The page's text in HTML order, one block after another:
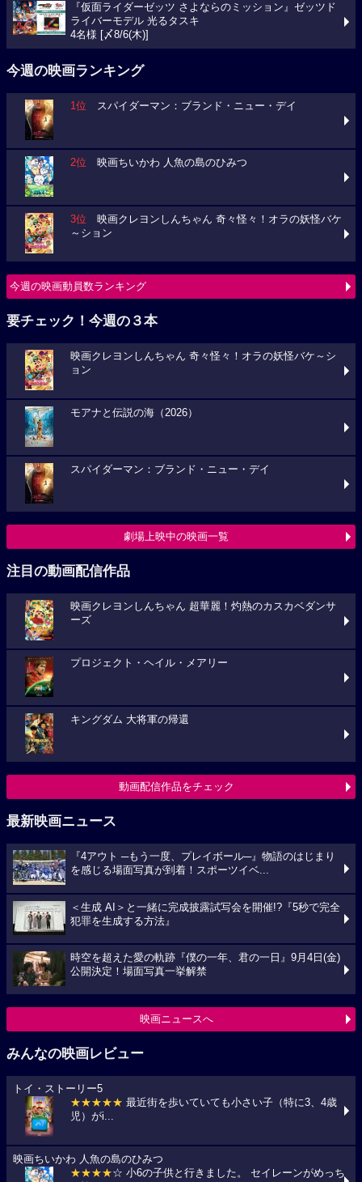
『仮面ライダーゼッツ さよならのミッション』ゼッツド
ライバーモデル 光るタスキ
4名様 [〆8/6(木)]
今週の映画ランキング
1位 スパイダーマン：ブランド・ニュー・デイ
2位 映画ちいかわ 人魚の島のひみつ
3位 映画クレヨンしんちゃん 奇々怪々！オラの妖怪バケ
～ション
今週の映画動員数ランキング
要チェック！今週の３本
映画クレヨンしんちゃん 奇々怪々！オラの妖怪バケ～シ
ョン
モアナと伝説の海（2026）
スパイダーマン：ブランド・ニュー・デイ
劇場上映中の映画一覧
注目の動画配信作品
映画クレヨンしんちゃん 超華麗！灼熱のカスカベダンサ
ーズ
プロジェクト・ヘイル・メアリー
キングダム 大将軍の帰還
動画配信作品をチェック
最新映画ニュース
『4アウト ─もう一度、プレイボール─』物語のはじまり
を感じる場面写真が到着！スポーツイベ...
＜生成 AI＞と一緒に完成披露試写会を開催!?『5秒で完全
犯罪を生成する方法』
時空を超えた愛の軌跡『僕の一年、君の一日』9月4日(金)
公開決定！場面写真一挙解禁
映画ニュースへ
みんなの映画レビュー
トイ・ストーリー5
★★★★★ 最近街を歩いていても小さい子（特に3、4歳
児）がi...
映画ちいかわ 人魚の島のひみつ
★★★★☆ 小6の子供と行きました。 セイレーンがめっち